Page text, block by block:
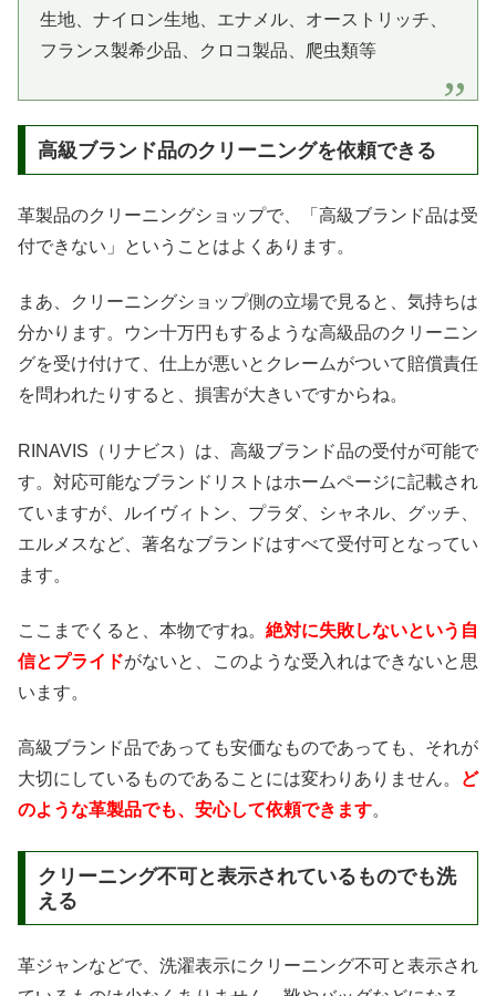
生地、ナイロン生地、エナメル、オーストリッチ、
フランス製希少品、クロコ製品、爬虫類等
高級ブランド品のクリーニングを依頼できる
革製品のクリーニングショップで、「高級ブランド品は受
付できない」ということはよくあります。
まあ、クリーニングショップ側の立場で見ると、気持ちは
分かります。ウン十万円もするような高級品のクリーニン
グを受け付けて、仕上が悪いとクレームがついて賠償責任
を問われたりすると、損害が大きいですからね。
RINAVIS（リナビス）は、高級ブランド品の受付が可能で
す。対応可能なブランドリストはホームページに記載され
ていますが、ルイヴィトン、プラダ、シャネル、グッチ、
エルメスなど、著名なブランドはすべて受付可となってい
ます。
ここまでくると、本物ですね。 絶対に失敗しないという自
信とプライドがないと、このような受入れはできないと思
います。
高級ブランド品であっても安価なものであっても、それが
大切にしているものであることには変わりありません。
ど
のような革製品でも、安心して依頼できます。
クリーニング不可と表示されているものでも洗
える
革ジャンなどで、洗濯表示にクリーニング不可と表示され